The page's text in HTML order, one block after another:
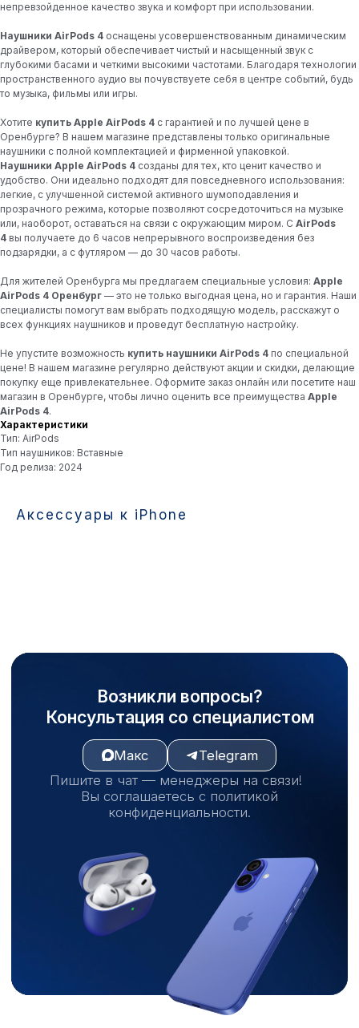
непревзойденное качество звука и комфорт при использовании.
Наушники AirPods 4 оснащены усовершенствованным динамическим
драйвером, который обеспечивает чистый и насыщенный звук с
глубокими басами и четкими высокими частотами. Благодаря технологии
пространственного аудио вы почувствуете себя в центре событий, будь
то музыка, фильмы или игры.
Хотите купить Apple AirPods 4 с гарантией и по лучшей цене в
Оренбурге? В нашем магазине представлены только оригинальные
наушники с полной комплектацией и фирменной упаковкой.
Наушники Apple AirPods 4 созданы для тех, кто ценит качество и
удобство. Они идеально подходят для повседневного использования:
легкие, с улучшенной системой активного шумоподавления и
прозрачного режима, которые позволяют сосредоточиться на музыке
или, наоборот, оставаться на связи с окружающим миром. С AirPods
4 вы получаете до 6 часов непрерывного воспроизведения без
подзарядки, а с футляром — до 30 часов работы.
Для жителей Оренбурга мы предлагаем специальные условия: Apple
AirPods 4 Оренбург — это не только выгодная цена, но и гарантия. Наши
специалисты помогут вам выбрать подходящую модель, расскажут о
всех функциях наушников и проведут бесплатную настройку.
Не упустите возможность купить наушники AirPods 4 по специальной
цене! В нашем магазине регулярно действуют акции и скидки, делающие
покупку еще привлекательнее. Оформите заказ онлайн или посетите наш
магазин в Оренбурге, чтобы лично оценить все преимущества Apple
AirPods 4.
Характеристики
Тип: AirPods
Тип наушников: Вставные
Год релиза: 2024
Аксессуары к iPhone
Возникли вопросы?
Консультация со специалистом
Макс Telegram
Вы соглашаетесь с политикой
конфиденциальности.
Подписаться
@sotelit056
Почему мы?